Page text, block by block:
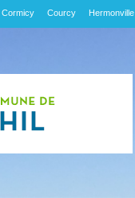
Cormicy Courcy Hermonville